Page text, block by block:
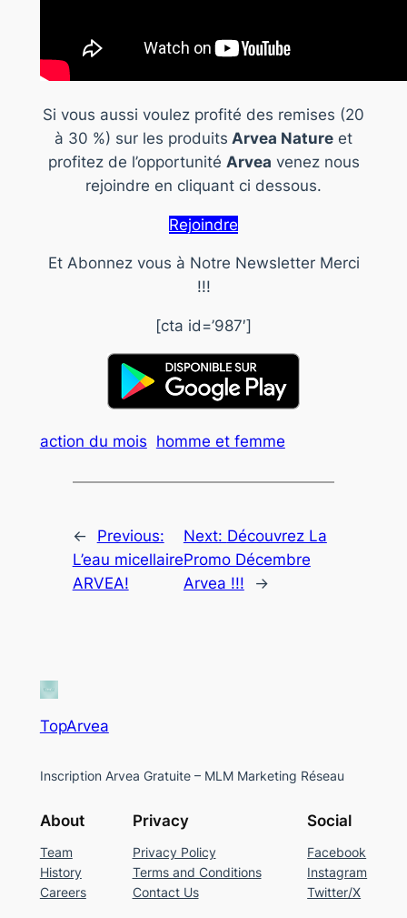
Si vous aussi voulez profité des remises (20
à 30 %) sur les produits Arvea Nature et
profitez de l’opportunité Arvea venez nous
rejoindre en cliquant ci dessous.
Rejoindre
Et Abonnez vous à Notre Newsletter Merci
!!!
[cta id=’987′]
action du mois homme et femme
←
Previous:
L’eau micellaire
ARVEA!
Next: Découvrez La
Promo Décembre
Arvea !!!
→
TopArvea
Inscription Arvea Gratuite – MLM Marketing Réseau
About
Team
History
Careers
Privacy
Privacy Policy
Terms and Conditions
Contact Us
Social
Facebook
Instagram
Twitter/X